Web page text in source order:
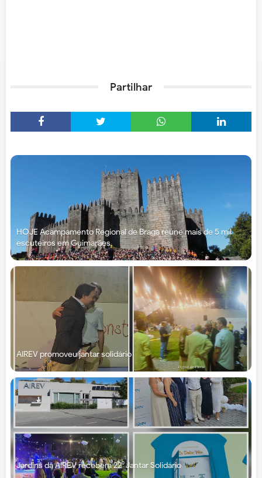
Partilhar
HOJE Acampamento Regional de Braga reúne mais de 5 mil
escuteiros em Guimarães
AIREV promoveu jantar solidário
Jardins da AIREV recebem 22⁰ Jantar Solidário